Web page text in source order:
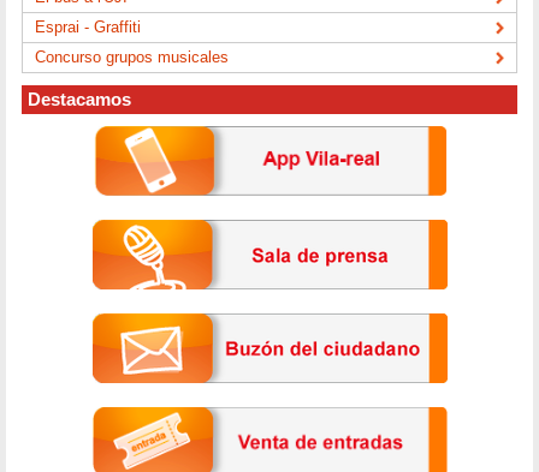
Esprai - Graffiti
Concurso grupos musicales
Destacamos